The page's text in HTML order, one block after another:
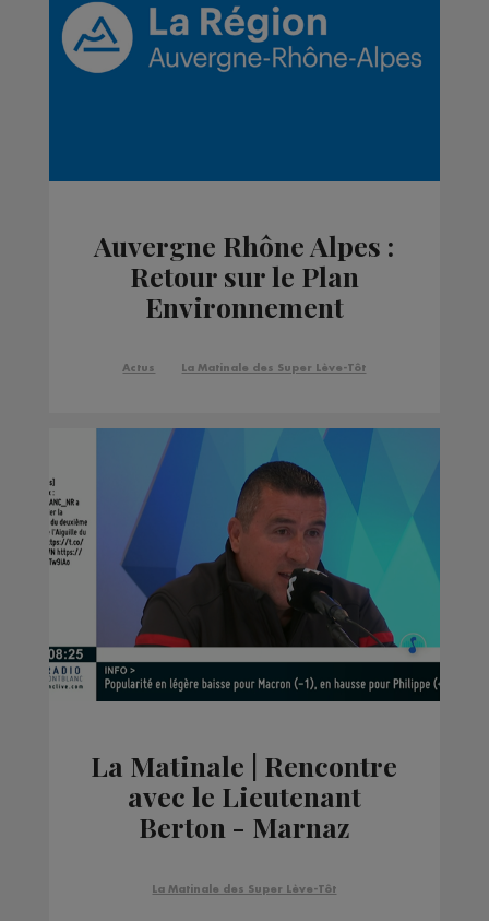
Auvergne Rhône Alpes :
Retour sur le Plan
Environnement
Actus La Matinale des Super Lève-Tôt
La Matinale | Rencontre
avec le Lieutenant
Berton - Marnaz
La Matinale des Super Lève-Tôt